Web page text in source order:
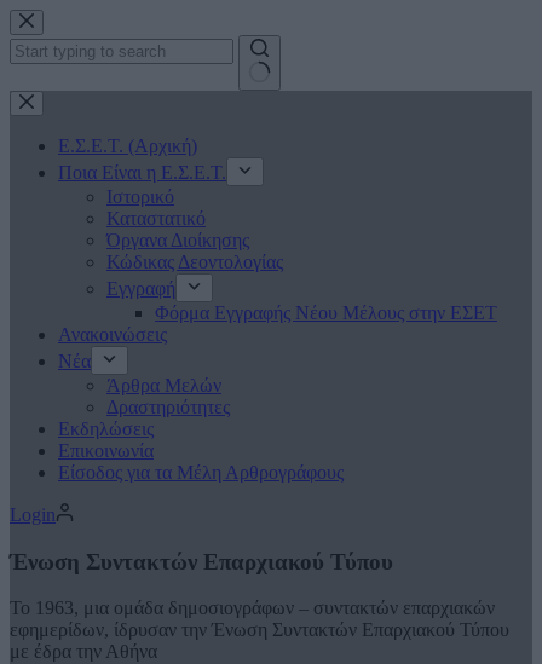
Μετάβαση
στο
περιεχόμενο
No
results
Ε.Σ.Ε.Τ. (Αρχική)
Ποια Είναι η Ε.Σ.Ε.Τ.
Ιστορικό
Καταστατικό
Όργανα Διοίκησης
Κώδικας Δεοντολογίας
Εγγραφή
Φόρμα Εγγραφής Νέου Μέλους στην ΕΣΕΤ
Ανακοινώσεις
Νέα
Άρθρα Μελών
Δραστηριότητες
Εκδηλώσεις
Επικοινωνία
Είσοδος για τα Μέλη Αρθρογράφους
Login
Ένωση Συντακτών Επαρχιακού Τύπου
Το 1963, μια ομάδα δημοσιογράφων – συντακτών επαρχιακών
εφημερίδων, ίδρυσαν την Ένωση Συντακτών Επαρχιακού Τύπου
με έδρα την Αθήνα